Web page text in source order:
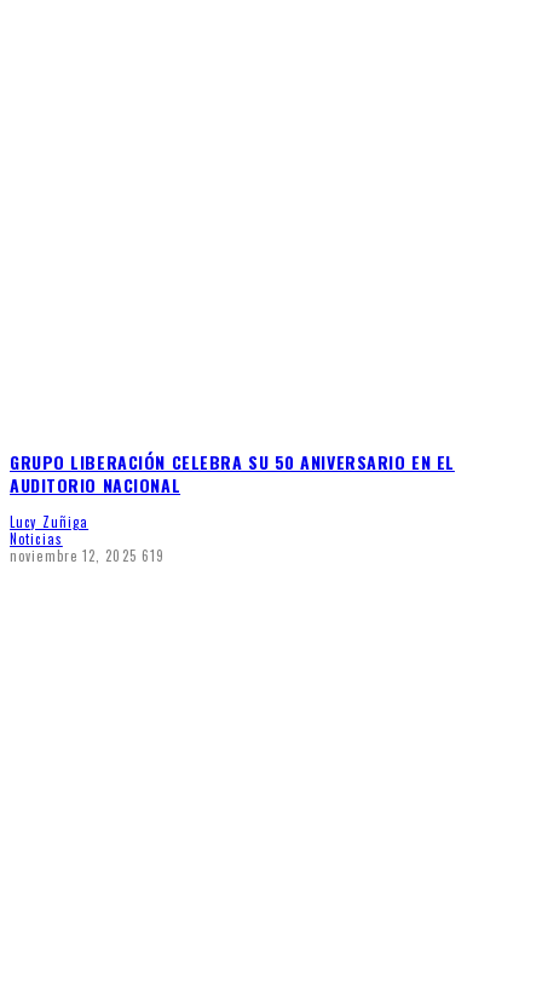
GRUPO LIBERACIÓN CELEBRA SU 50 ANIVERSARIO EN EL
AUDITORIO NACIONAL
Lucy Zuñiga
Noticias
noviembre 12, 2025 619